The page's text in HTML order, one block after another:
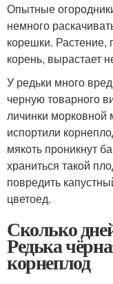
Опытные
немного
корешки. Растение,
корень, вырастает
У редьки много
черную товарного
личинки морковной
испортили
мякоть проникнут
храниться такой
повредить
цветоед.
Сколько
Редька
корнеплод